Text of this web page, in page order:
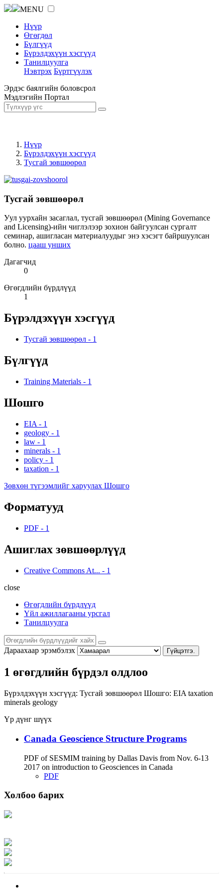
MENU
Нүүр
Өгөгдөл
Бүлгүүд
Бүрэлдэхүүн хэсгүүд
Танилцуулга
Нэвтрэх Бүртгүүлэх
Эрдэс баялгийн боловсрол
Мэдлэгийн Портал
Нүүр
Бүрэлдэхүүн хэсгүүд
Тусгай зөвшөөрөл
Тусгай зөвшөөрөл
Уул уурхайн засаглал, тусгай зөвшөөрөл (Mining Governance
and Licensing)-ийн чиглэлээр зохион байгуулсан сургалт
семинар, ашигласан материалуудыг энэ хэсэгт байршуулсан
болно. цааш унших
Дагагчид
0
Өгөгдлийн бүрдлүүд
1
Бүрэлдэхүүн хэсгүүд
Тусгай зөвшөөрөл - 1
Бүлгүүд
Training Materials - 1
Шошго
EIA - 1
geology - 1
law - 1
minerals - 1
policy - 1
taxation - 1
Зөвхөн түгээмлийг харуулах Шошго
Форматууд
PDF - 1
Ашиглах зөвшөөрлүүд
Creative Commons At... - 1
close
Өгөгдлийн бүрдлүүд
Үйл ажиллагааны урсгал
Танилцуулга
Дараахаар эрэмбэлэх Гүйцэтгэ.
1 өгөгдлийн бүрдэл олдлоо
Бүрэлдэхүүн хэсгүүд: Тусгай зөвшөөрөл Шошго: EIA taxation
minerals geology
Үр дүнг шүүх
Canada Geoscience Structure Programs
PDF of SESMIM training by Dallas Davis from Nov. 6-13
2017 on introduction to Geosciences in Canada
PDF
Холбоо барих